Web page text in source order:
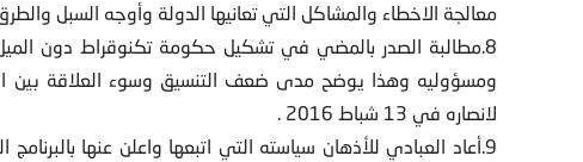
معالجة الاخطاء والمشاكل التي تعانيها الدولة وأوجه السبل
8.مطالبة الصدر بالمضي في تشكيل حكومة تكنوقراط دون
ومسؤوليه وهذا يوضح مدى ضعف التنسيق وسوء العلاقة بين
لانصاره في 13 شباط 2016 .
9.أعاد العبادي للأذهان سياسته التي اتبعها واعلن عنها